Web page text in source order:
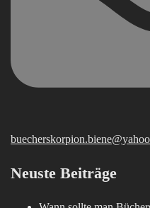
Neuste Beiträge